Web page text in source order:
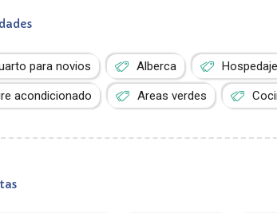
para novios Alberca Hospedaje
acondicionado Areas verdes